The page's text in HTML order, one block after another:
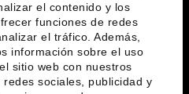
el contenido y los
funciones de redes
el tráfico. Además,
información sobre el uso
sitio web con nuestros
redes sociales, publicidad y